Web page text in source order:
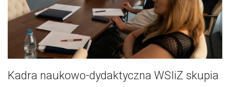
Kadra naukowo-dydaktyczna WSIiZ skupia